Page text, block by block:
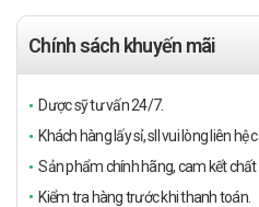
Chính sách khuyến mãi
Dược sỹ tư vấn 24/7.
Khách hàng lấy sỉ, sll vui lòng liên
Sản phẩm chính hãng, cam kết chất
Kiểm tra hàng trước khi thanh toán.